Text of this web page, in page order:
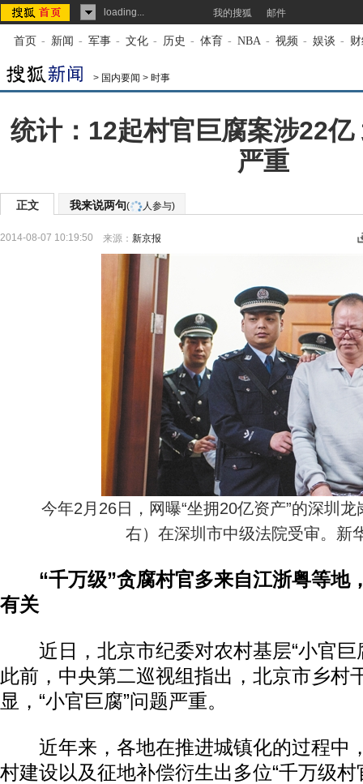
loading... 我的搜狐 邮件
首页 - 新闻 - 军事 - 文化 - 历史 - 体育 - NBA - 视频 - 娱谈 -
> 国内要闻 > 时事
统计：12起村官巨腐案涉22亿
严重
正文 我来说两句( 人参与)
2014-08-07 10:19:50 来源： 新京报
今年2月26日，网曝“坐拥20亿资产”的深圳龙
右）在深圳市中级法院受审。新
“千万级”贪腐村官多来自江浙粤等地
有关
近日，北京市纪委对农村基层“小官巨
此前，中央第二巡视组指出，北京市乡村
显，“小官巨腐”问题严重。
近年来，各地在推进城镇化的过程中
村建设以及征地补偿衍生出多位“千万级村